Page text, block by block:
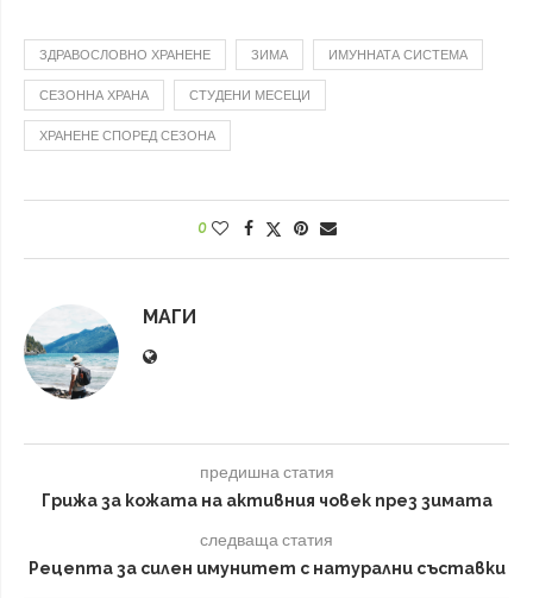
ЗДРАВОСЛОВНО ХРАНЕНЕ ЗИМА ИМУННАТА СИСТЕМА
СЕЗОННА ХРАНА СТУДЕНИ МЕСЕЦИ
ХРАНЕНЕ СПОРЕД СЕЗОНА
0
МАГИ
предишна статия
Грижа за кожата на активния човек през зимата
следваща статия
Рецепта за силен имунитет с натурални съставки